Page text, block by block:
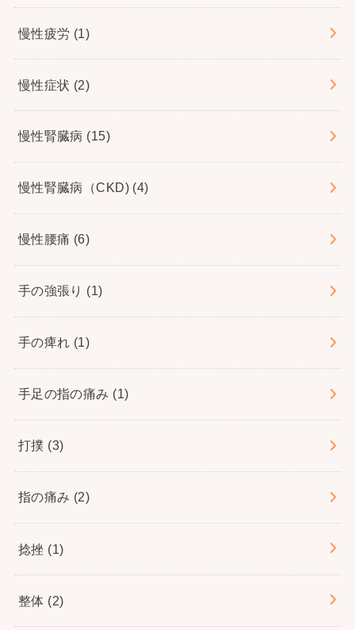
慢性疲労 (1)
慢性症状 (2)
慢性腎臓病 (15)
慢性腎臓病（CKD) (4)
慢性腰痛 (6)
手の強張り (1)
手の痺れ (1)
手足の指の痛み (1)
打撲 (3)
指の痛み (2)
捻挫 (1)
整体 (2)